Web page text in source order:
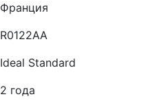
Франция
R0122AA
Ideal Standard
2 года